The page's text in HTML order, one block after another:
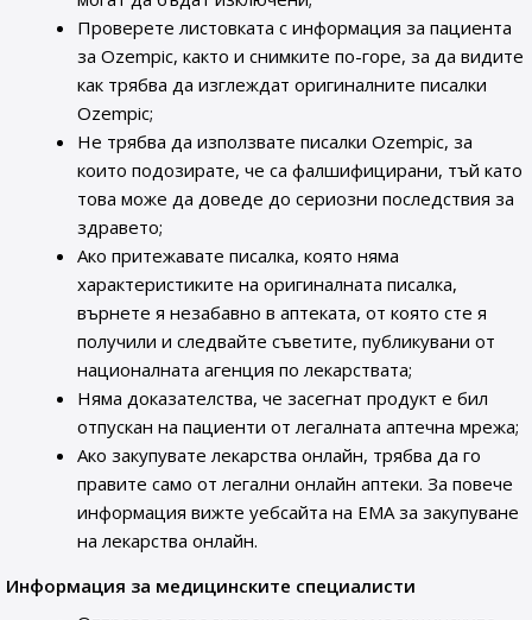
Проверете листовката с информация за пациента
за Ozempic, както и снимките по-горе, за да видите
как трябва да изглеждат оригиналните писалки
Ozempic;
Не трябва да използвате писалки Ozempic, за
които подозирате, че са фалшифицирани, тъй като
това може да доведе до сериозни последствия за
здравето;
Ако притежавате писалка, която няма
характеристиките на оригиналната писалка,
върнете я незабавно в аптеката, от която сте я
получили и следвайте съветите, публикувани от
националната агенция по лекарствата;
Няма доказателства, че засегнат продукт е бил
отпускан на пациенти от легалната аптечна мрежа;
Ако закупувате лекарства онлайн, трябва да го
правите само от легални онлайн аптеки. За повече
информация вижте уебсайта на ЕМА за закупуване
на лекарства онлайн.
Информация за медицинските специалисти